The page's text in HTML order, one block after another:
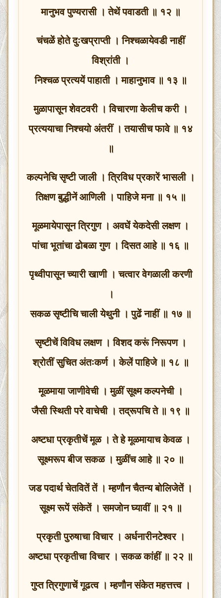
मानुभव पुण्यरासी । तेथें पवाडती ॥ १२ ॥
चंचळें होते दुःखप्राप्ती । निश्चळायेवडी नाहीं
विश्रांती ।
निश्चळ प्रत्ययें पाहाती । माहानुभाव ॥ १३ ॥
मुळापासून शेवटवरी । विचारणा केलीच करी ।
प्रत्ययाचा निश्चयो अंतरीं । तयासीच फावे ॥ १४
॥
कल्पनेचि सृष्टी जाली । त्रिविध प्रकारें भासली ।
तिक्षण बुद्धीनें आणिली । पाहिजे मना ॥ १५ ॥
मूळमायेपासून त्रिगुण । अवघें येकदेसी लक्षण ।
पांचा भूतांचा ढोबळा गुण । दिसत आहे ॥ १६ ॥
पृथ्वीपासून च्यारी खाणी । चत्वार वेगळाली करणी
।
सकळ सृष्टीचि चाली येथुनी । पुढें नाहीं ॥ १७ ॥
सृष्टीचें विविध लक्षण । विशद करूं निरूपण ।
श्रोतीं सुचित अंतःकर्ण । केलें पाहिजे ॥ १८ ॥
मूळमाया जाणीवेची । मुळीं सूक्ष्म कल्पनेची ।
जैसी स्थिती परे वाचेची । तद्रूपचि ते ॥ १९ ॥
अष्टधा प्रकृतीचें मूळ । ते हे मूळमायाच केवळ ।
सूक्ष्मरूप बीज सकळ । मुळींच आहे ॥ २० ॥
जड पदार्थ चेतवितें तें । म्हणौन चैतन्य बोलिजेतें ।
सूक्ष्म रूपें संकेतें । समजोन घ्यावीं ॥ २१ ॥
प्रकृती पुरुषाचा विचार । अर्धनारीनटेश्वर ।
अष्टधा प्रकृतीचा विचार । सकळ कांहीं ॥ २२ ॥
गुप्त त्रिगुणाचें गूढत्व । म्हणौन संकेत महत्तत्त्व ।